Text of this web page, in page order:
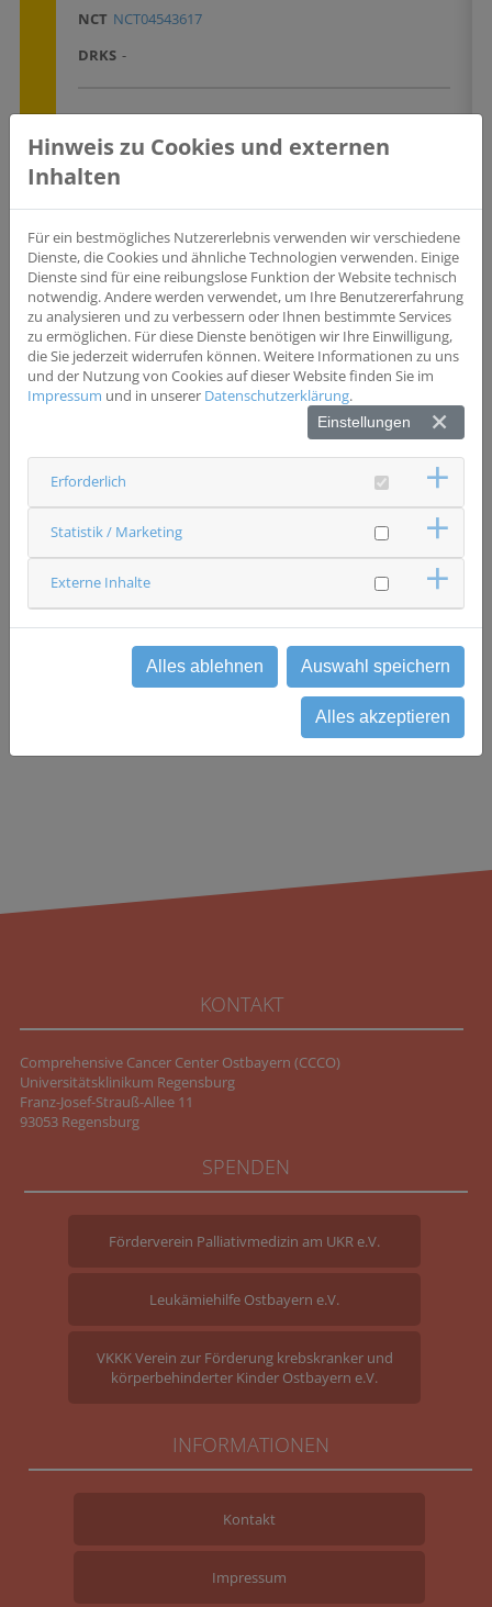
NCT NCT04543617
DRKS -
Krankheitsentität(en)
Speiseröhre
Studientyp
Wesentliche Einschlusskriterien
histologisch gesichertes Ösophaguskarzinom
(Plattenepithelkarzinom) Inoperabilität abgeschlossene
Radiochemotherapie ohne Progress
Wesentliche Ausschlusskriterien
Fernmetastasierung oder Progress nach
Radiochemotherapie
Status
Studie beendet
Ansprechpartner & Kontakt
Universitätsklinikum Regensburg
0941 9447620
studien.stt(at)ukr.de
KONTAKT
Comprehensive Cancer Center Ostbayern (CCCO)
Universitätsklinikum Regensburg
Franz-Josef-Strauß-Allee 11
93053 Regensburg
SPENDEN
Förderverein Palliativmedizin am UKR e.V.
Leukämiehilfe Ostbayern e.V.
VKKK Verein zur Förderung krebskranker und
körperbehinderter Kinder Ostbayern e.V.
INFORMATIONEN
Kontakt
Impressum
Hinweis zu Cookies und externen
Inhalten
Für ein bestmögliches Nutzererlebnis verwenden wir verschiedene
Dienste, die Cookies und ähnliche Technologien verwenden. Einige
Dienste sind für eine reibungslose Funktion der Website technisch
notwendig. Andere werden verwendet, um Ihre Benutzererfahrung
zu analysieren und zu verbessern oder Ihnen bestimmte Services
zu ermöglichen. Für diese Dienste benötigen wir Ihre Einwilligung,
die Sie jederzeit widerrufen können. Weitere Informationen zu uns
und der Nutzung von Cookies auf dieser Website finden Sie im
Impressum und in unserer Datenschutzerklärung.
Einstellungen
Erforderlich
Statistik / Marketing
Externe Inhalte
Alles ablehnen Auswahl speichern
Alles akzeptieren